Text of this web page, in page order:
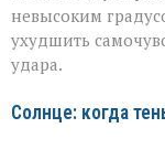
невысоким
ухудшить
удара.
Солнце: когда